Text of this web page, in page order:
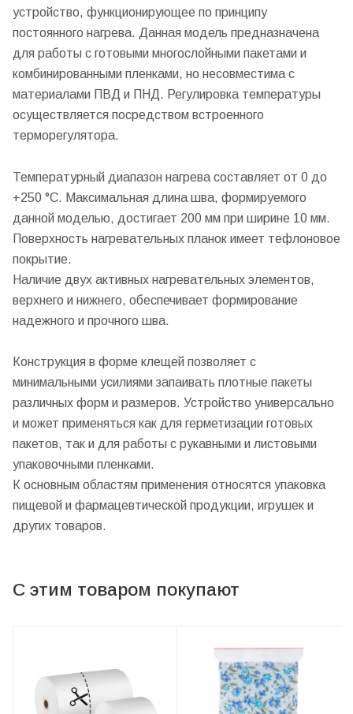
устройство, функционирующее по принципу
постоянного нагрева. Данная модель предназначена
для работы с готовыми многослойными пакетами и
комбинированными пленками, но несовместима с
материалами ПВД и ПНД. Регулировка температуры
осуществляется посредством встроенного
терморегулятора.
Температурный диапазон нагрева составляет от 0 до
+250 °C. Максимальная длина шва, формируемого
данной моделью, достигает 200 мм при ширине 10 мм.
Поверхность нагревательных планок имеет тефлоновое
покрытие.
Наличие двух активных нагревательных элементов,
верхнего и нижнего, обеспечивает формирование
надежного и прочного шва.
Конструкция в форме клещей позволяет с
минимальными усилиями запаивать плотные пакеты
различных форм и размеров. Устройство универсально
и может применяться как для герметизации готовых
пакетов, так и для работы с рукавными и листовыми
упаковочными пленками.
К основным областям применения относятся упаковка
пищевой и фармацевтической продукции, игрушек и
других товаров.
С этим товаром покупают